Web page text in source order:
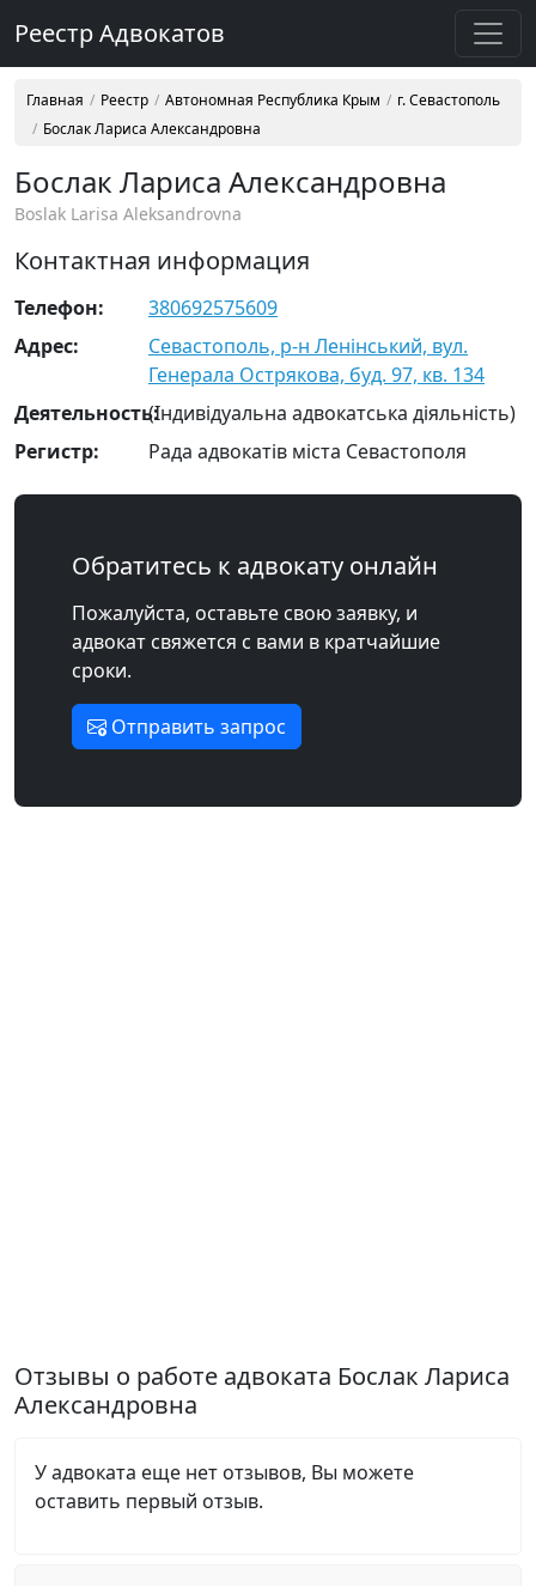
Реестр Адвокатов
Главная Реестр Автономная Республика Крым
г. Севастополь
Бослак Лариса Александровна
Бослак Лариса Александровна
Boslak Larisa Aleksandrovna
Контактная информация
Телефон:
380692575609
Адрес:
Севастополь, р-н Ленінський, вул.
Генерала Острякова, буд. 97, кв. 134
Деятельность:(Індивідуальна адвокатська діяльність)
Регистр:
Рада адвокатів міста Севастополя
Обратитесь к адвокату онлайн
Пожалуйста, оставьте свою заявку, и
адвокат свяжется с вами в кратчайшие
сроки.
Отправить запрос
Отзывы о работе адвоката Бослак Лариса
Александровна
У адвоката еще нет отзывов, Вы можете
оставить первый отзыв.